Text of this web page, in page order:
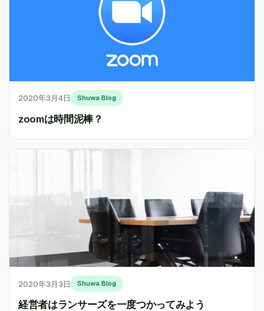
2020年3月4日 Shuwa Blog
zoomは時間泥棒？
2020年3月3日 Shuwa Blog
経営者はランサーズを一度つかってみよう